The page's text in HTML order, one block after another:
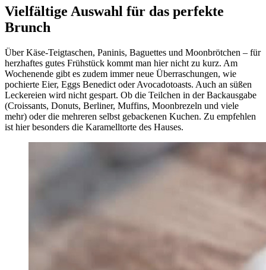
Vielfältige Auswahl für das perfekte
Brunch
Über Käse-Teigtaschen, Paninis, Baguettes und Moonbrötchen – für
herzhaftes gutes Frühstück kommt man hier nicht zu kurz. Am
Wochenende gibt es zudem immer neue Überraschungen, wie
pochierte Eier, Eggs Benedict oder Avocadotoasts. Auch an süßen
Leckereien wird nicht gespart. Ob die Teilchen in der Backausgabe
(Croissants, Donuts, Berliner, Muffins, Moonbrezeln und viele
mehr) oder die mehreren selbst gebackenen Kuchen. Zu empfehlen
ist hier besonders die Karamelltorte des Hauses.